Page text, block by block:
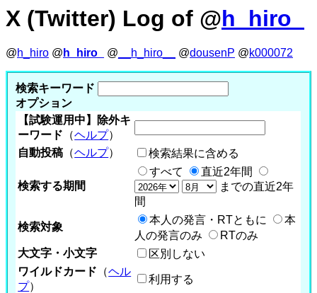
X (Twitter) Log of @h_hiro_
@h_hiro @ h_hiro_ @ __h_hiro__ @dousenP @k000072
検索キーワード
オプション
【試験運用中】除外キ
ーワード （ヘルプ）
自動投稿 （ヘルプ） 検索結果に含める
検索する期間
すべて
直近2年間
までの直近2年
間
検索対象
本人の発言・RTともに
本
人の発言のみ
RTのみ
大文字・小文字
区別しない
ワイルドカード （ヘル
プ）
利用する